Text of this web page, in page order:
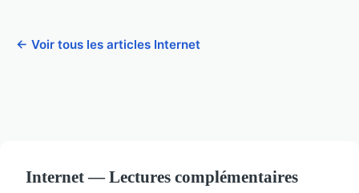
← Voir tous les articles Internet
Internet — Lectures complémentaires